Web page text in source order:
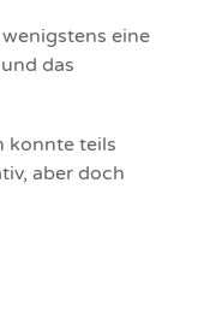
eine
das
konnte teils
aber doch